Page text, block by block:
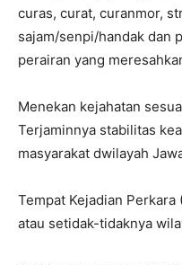
curas, curat, curanmor,
sajam/senpi/handak dan
perairan yang
Menekan kejahatan
Terjaminnya stabilitas
masyarakat dwilayah
Tempat Kejadian
atau setidak-tidaknya